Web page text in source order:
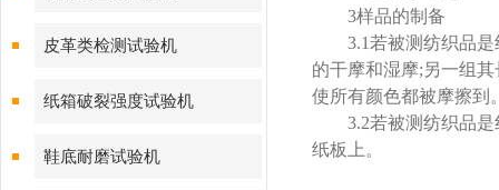
皮革类检测试验机
纸箱破裂强度试验机
鞋底耐磨试验机
3样品的制备
3.1 若被测纺织品
的干摩和湿摩;另一组
使所有颜色都被摩擦到
3.2若被测纺织品
纸板上。